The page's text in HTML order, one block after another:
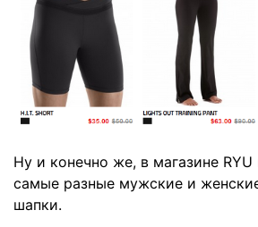
Ну и конечно же, в магазине
самые разные мужские и
шапки.